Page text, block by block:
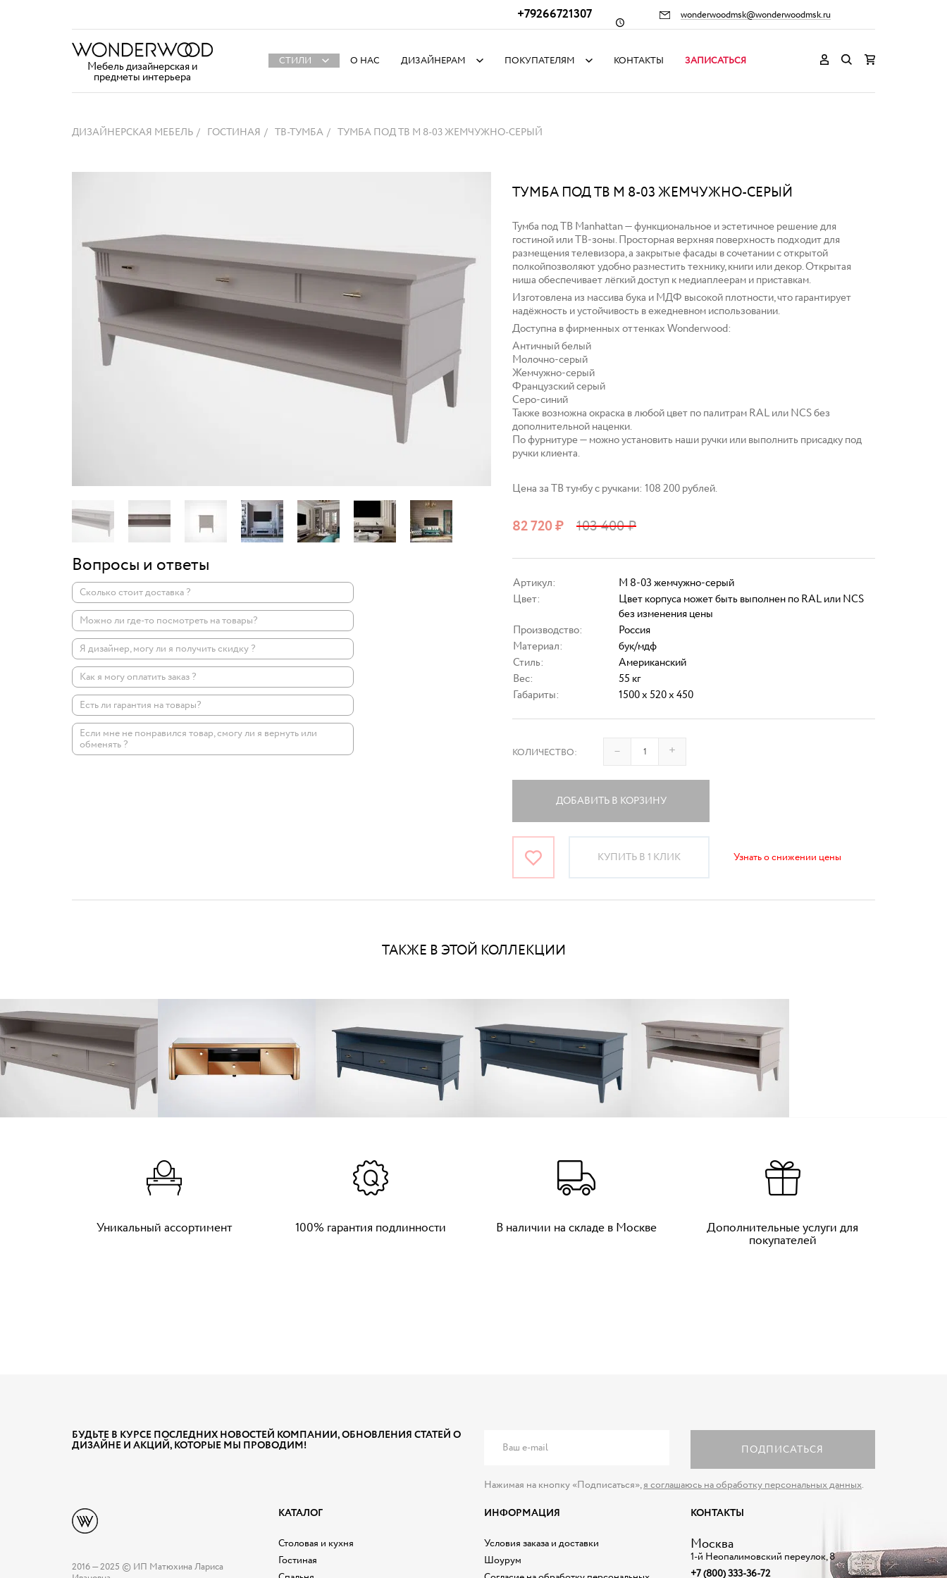
+79266721307 wonderwoodmsk@wonderwoodmsk.ru
Мебель дизайнерская и
предметы интерьера
СТИЛИ О НАС ДИЗАЙНЕРАМ ПОКУПАТЕЛЯМ КОНТАКТЫ ЗАПИСАТЬСЯ
ДИЗАЙНЕРСКАЯ МЕБЕЛЬ ГОСТИНАЯ ТВ-ТУМБА ТУМБА ПОД ТВ M 8-03 ЖЕМЧУЖНО-СЕРЫЙ
Вопросы и ответы
Сколько стоит доставка ?
Можно ли где-то посмотреть на товары?
Я дизайнер, могу ли я получить скидку ?
Как я могу оплатить заказ ?
Есть ли гарантия на товары?
Если мне не понравился товар, смогу ли я вернуть или
обменять ?
ТУМБА ПОД ТВ M 8-03 ЖЕМЧУЖНО-СЕРЫЙ
Тумба под ТВ Manhattan — функциональное и эстетичное решение для
гостиной или ТВ-зоны. Просторная верхняя поверхность подходит для
размещения телевизора, а закрытые фасады в сочетании с открытой
полкойпозволяют удобно разместить технику, книги или декор. Открытая
ниша обеспечивает лёгкий доступ к медиаплеерам и приставкам.
Изготовлена из массива бука и МДФ высокой плотности, что гарантирует
надёжность и устойчивость в ежедневном использовании.
Доступна в фирменных оттенках Wonderwood:
Античный белый
Молочно‑серый
Жемчужно‑серый
Французский серый
Серо‑синий
Также возможна окраска в любой цвет по палитрам RAL или NCS без
дополнительной наценки.
По фурнитуре — можно установить наши ручки или выполнить присадку под
ручки клиента.
Цена за ТВ тумбу с ручками: 108 200 рублей.
82 720₽ 103 400₽
Артикул:
M 8-03 жемчужно-серый
Цвет:
Цвет корпуса может быть выполнен по RAL или NCS
без изменения цены
Производство:
Россия
Материал:
бук/мдф
Стиль:
Американский
Вес:
55 кг
Габариты:
1500 x 520 x 450
КОЛИЧЕСТВО: – +
ДОБАВИТЬ В КОРЗИНУ
КУПИТЬ В 1 КЛИК Узнать о снижении цены
ТАКЖЕ В ЭТОЙ КОЛЛЕКЦИИ
Уникальный ассортимент 100% гарантия подлинности В наличии на складе в Москве Дополнительные услуги для
покупателей
БУДЬТЕ В КУРСЕ ПОСЛЕДНИХ НОВОСТЕЙ КОМПАНИИ, ОБНОВЛЕНИЯ СТАТЕЙ О
ДИЗАЙНЕ И АКЦИЙ, КОТОРЫЕ МЫ ПРОВОДИМ! ПОДПИСАТЬСЯ
Нажимая на кнопку «Подписаться»,я соглашаюсь на обработку персональных данных.
2016 — 2025 © ИП Матюхина Лариса
КАТАЛОГ
Столовая и кухня
Гостиная
ИНФОРМАЦИЯ
Условия заказа и доставки
Шоурум
КОНТАКТЫ
Москва
1-й Неопалимовский переулок, 8
+7 (800) 333-36-72